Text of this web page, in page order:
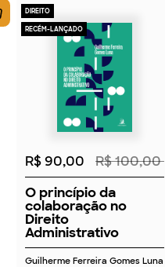
DIREITO
RECÉM-LANÇADO
2026
R$ 90,00
R$ 100,00
O princípio da
colaboração no
Direito
Administrativo
Guilherme Ferreira Gomes Luna